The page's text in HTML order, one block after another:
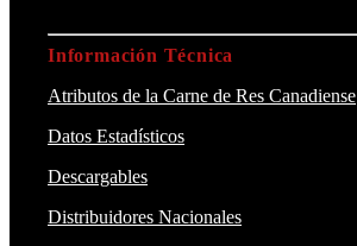
Información Técnica
Atributos de la Carne de Res Canadiense
Datos Estadísticos
Descargables
Distribuidores Nacionales